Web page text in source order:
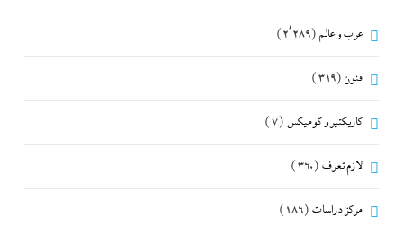
عرب و عالم (2٬289)
فنون (319)
كاريكتير و كوميكس (7)
لازم تعرف (360)
مركز دراسات (186)